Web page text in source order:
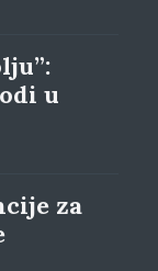
u
za